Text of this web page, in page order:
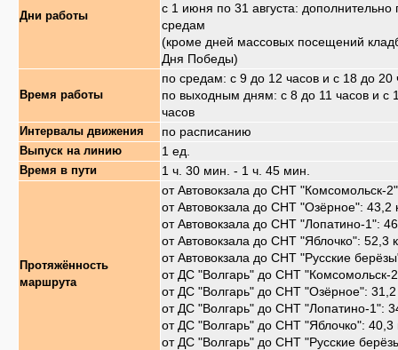
Дни работы
с 1 июня по 31 августа: дополнительно
средам
(кроме дней массовых посещений
Дня Победы)
Время работы
по средам: с 9 до 12 часов и с 18 до 20
по выходным дням: с 8 до 11 часов и с
часов
Интервалы движения по расписанию
Выпуск на линию 1 ед.
Время в пути 1 ч. 30 мин. - 1 ч. 45 мин.
Протяжённость
маршрута
от Автовокзала до СНТ "Комсомольск-
от Автовокзала до СНТ "Озёрное": 43,2
от Автовокзала до СНТ "Лопатино-1":
от Автовокзала до СНТ "Яблочко": 52,3
от Автовокзала до СНТ "Русские
от ДС "Волгарь" до СНТ "Комсомольск-
от ДС "Волгарь" до СНТ "Озёрное":
от ДС "Волгарь" до СНТ "Лопатино-1":
от ДС "Волгарь" до СНТ "Яблочко": 40,3
от ДС "Волгарь" до СНТ "Русские